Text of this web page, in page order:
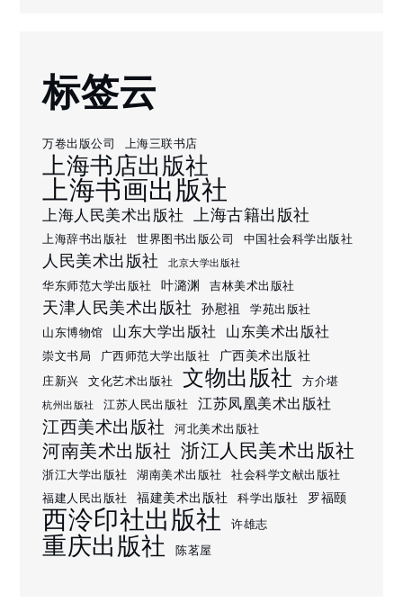
标签云
万卷出版公司 上海三联书店
上海书店出版社
上海书画出版社
上海人民美术出版社 上海古籍出版社
上海辞书出版社 世界图书出版公司 中国社会科学出版社
人民美术出版社 北京大学出版社
华东师范大学出版社 叶潞渊 吉林美术出版社
天津人民美术出版社 孙慰祖
学苑出版社
山东博物馆
山东大学出版社 山东美术出版社
崇文书局 广西师范大学出版社 广西美术出版社
庄新兴 文化艺术出版社 文物出版社 方介堪
杭州出版社 江苏人民出版社 江苏凤凰美术出版社
江西美术出版社 河北美术出版社
河南美术出版社 浙江人民美术出版社
浙江大学出版社 湖南美术出版社
社会科学文献出版社
福建人民出版社
福建美术出版社 科学出版社 罗福颐
西泠印社出版社 许雄志
重庆出版社 陈茗屋